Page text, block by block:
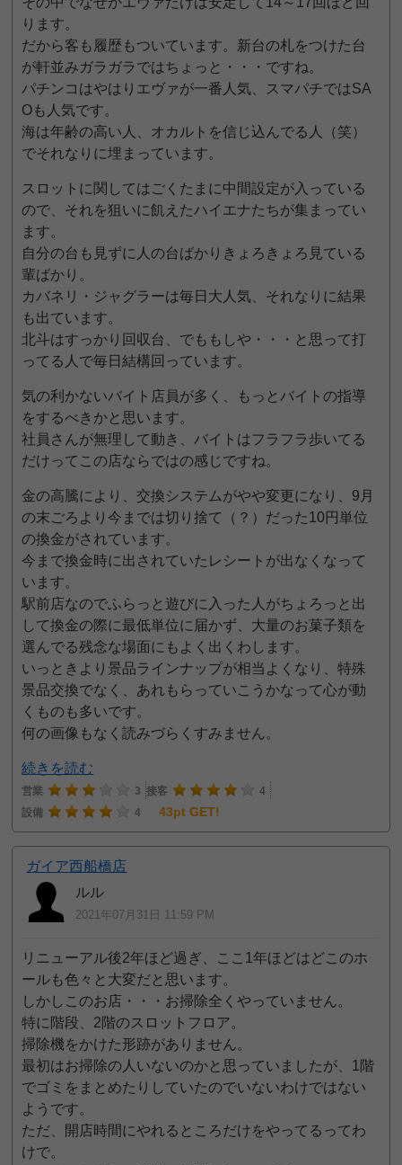
ります。
だから客も履歴もついています。新台の札をつけた台
が軒並みガラガラではちょっと・・・ですね。
パチンコはやはりエヴァが一番人気、スマパチではSA
Oも人気です。
海は年齢の高い人、オカルトを信じ込んでる人（笑）
でそれなりに埋まっています。
スロットに関してはごくたまに中間設定が入っている
ので、それを狙いに飢えたハイエナたちが集まってい
ます。
自分の台も見ずに人の台ばかりきょろきょろ見ている
輩ばかり。
カバネリ・ジャグラーは毎日大人気、それなりに結果
も出ています。
北斗はすっかり回収台、でももしや・・・と思って打
ってる人で毎日結構回っています。
気の利かないバイト店員が多く、もっとバイトの指導
をするべきかと思います。
社員さんが無理して動き、バイトはフラフラ歩いてる
だけってこの店ならではの感じですね。
金の高騰により、交換システムがやや変更になり、9月
の末ごろより今までは切り捨て（？）だった10円単位
の換金がされています。
今まで換金時に出されていたレシートが出なくなって
います。
駅前店なのでふらっと遊びに入った人がちょろっと出
して換金の際に最低単位に届かず、大量のお菓子類を
選んでる残念な場面にもよく出くわします。
いっときより景品ラインナップが相当よくなり、特殊
景品交換でなく、あれもらっていこうかなって心が動
くものも多いです。
何の画像もなく読みづらくすみません。
続きを読む
営業 3 接客
4
設備
4 43pt GET!
ガイア西船橋店
ルル
2021年07月31日 11:59 PM
リニューアル後2年ほど過ぎ、ここ1年ほどはどこのホ
ールも色々と大変だと思います。
しかしこのお店・・・お掃除全くやっていません。
特に階段、2階のスロットフロア。
掃除機をかけた形跡がありません。
最初はお掃除の人いないのかと思っていましたが、1階
でゴミをまとめたりしていたのでいないわけではない
ようです。
ただ、開店時間にやれるところだけをやってるってわ
けで。